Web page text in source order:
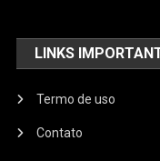
LINKS
Termo de uso
Contato